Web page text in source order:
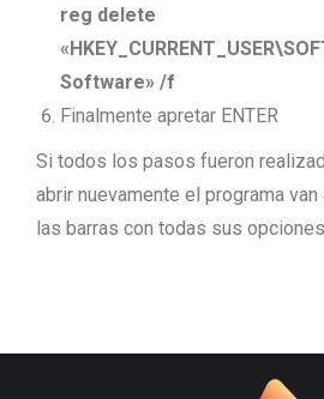
reg delete
Software» /f
Finalmente apretar ENTER
Si todos los pasos fueron
abrir nuevamente el programa
las barras con todas sus